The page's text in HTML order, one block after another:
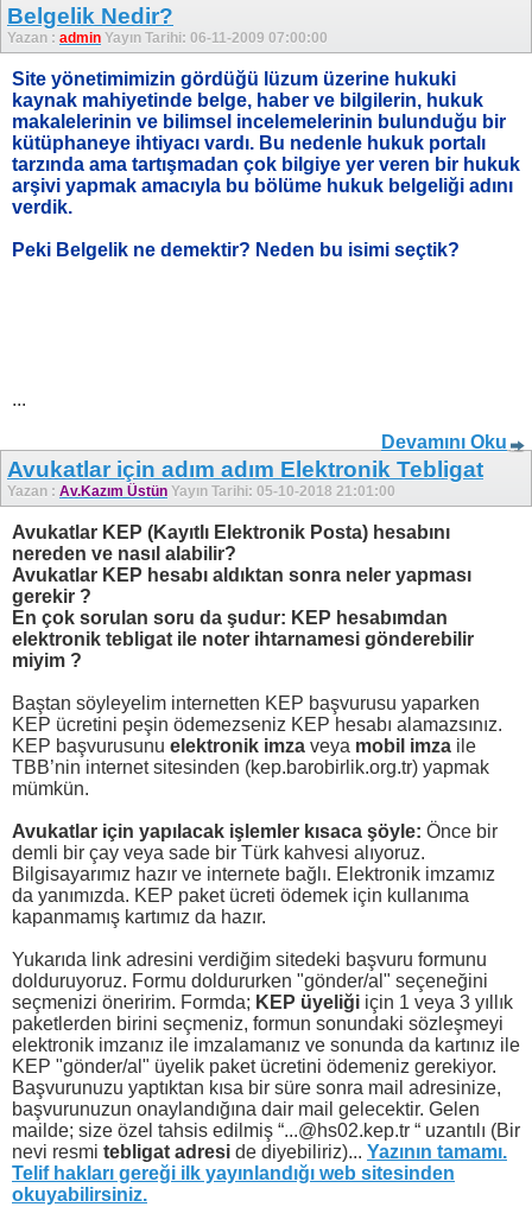
Belgelik Nedir?
Yazan : admin Yayın Tarihi: 06-11-2009 07:00:00
Site yönetimimizin gördüğü lüzum üzerine hukuki
kaynak mahiyetinde belge, haber ve bilgilerin, hukuk
makalelerinin ve bilimsel incelemelerinin bulunduğu bir
kütüphaneye ihtiyacı vardı. Bu nedenle hukuk portalı
tarzında ama tartışmadan çok bilgiye yer veren bir hukuk
arşivi yapmak amacıyla bu bölüme hukuk belgeliği adını
verdik.
Peki Belgelik ne demektir? Neden bu isimi seçtik?
...
Devamını Oku
Avukatlar için adım adım Elektronik Tebligat
Yazan : Av.Kazım Üstün Yayın Tarihi: 05-10-2018 21:01:00
Avukatlar KEP (Kayıtlı Elektronik Posta) hesabını
nereden ve nasıl alabilir?
Avukatlar KEP hesabı aldıktan sonra neler yapması
gerekir ?
En çok sorulan soru da şudur: KEP hesabımdan
elektronik tebligat ile noter ihtarnamesi gönderebilir
miyim ?
Baştan söyleyelim internetten KEP başvurusu yaparken
KEP ücretini peşin ödemezseniz KEP hesabı alamazsınız.
KEP başvurusunu elektronik imza veya mobil imza ile
TBB’nin internet sitesinden (kep.barobirlik.org.tr) yapmak
mümkün.
Avukatlar için yapılacak işlemler kısaca şöyle: Önce bir
demli bir çay veya sade bir Türk kahvesi alıyoruz.
Bilgisayarımız hazır ve internete bağlı. Elektronik imzamız
da yanımızda. KEP paket ücreti ödemek için kullanıma
kapanmamış kartımız da hazır.
Yukarıda link adresini verdiğim sitedeki başvuru formunu
dolduruyoruz. Formu doldururken "gönder/al" seçeneğini
seçmenizi öneririm. Formda; KEP üyeliği için 1 veya 3 yıllık
paketlerden birini seçmeniz, formun sonundaki sözleşmeyi
elektronik imzanız ile imzalamanız ve sonunda da kartınız ile
KEP "gönder/al" üyelik paket ücretini ödemeniz gerekiyor.
Başvurunuzu yaptıktan kısa bir süre sonra mail adresinize,
başvurunuzun onaylandığına dair mail gelecektir. Gelen
mailde; size özel tahsis edilmiş “...@hs02.kep.tr “ uzantılı (Bir
nevi resmi tebligat adresi de diyebiliriz)... Yazının tamamı.
Telif hakları gereği ilk yayınlandığı web sitesinden
okuyabilirsiniz.